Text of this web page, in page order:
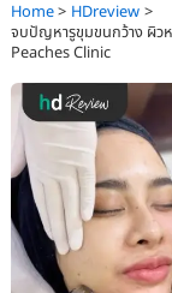
Home
HDreview
จบปัญหารูขุมขนกว้าง ผิว
Peaches Clinic